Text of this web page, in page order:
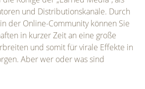
und Distributionskanäle. Durch
der Online-Community können Sie
in kurzer Zeit an eine große
und somit für virale Effekte in
Aber wer oder was sind